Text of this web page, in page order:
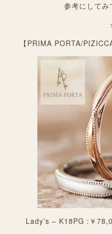
参考にしてみ
【PRIMA PORTA/
Lady’s – K18PG :￥